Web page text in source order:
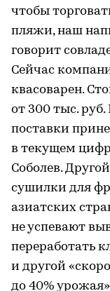
чтобы
пляжи, наш
говорит
Сейчас
квасоварен.
от 300 тыс.
поставки
в текущем
Соболев.
сушилки для
азиатских
не успевают
переработать
и другой
до 40%